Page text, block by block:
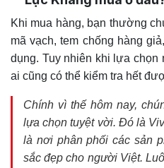
Khi mua hàng, bạn thường
mã vạch, tem chống hàng
dụng. Tuy nhiên khi lựa chọn
ai cũng có thể kiểm tra hết
Chính vì thế hôm nay,
lựa chọn tuyệt vời. Đó là
là nơi phân phối các sản
sắc đẹp cho người Việt.